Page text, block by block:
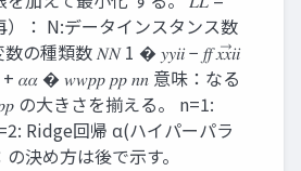
）： N:データインスタンス数
の種類数 𝑁𝑁 1 � 𝑦𝑦𝑖𝑖 − 𝑓𝑓 𝑥𝑥⃗𝑖𝑖
+ 𝛼𝛼 � 𝑤𝑤𝑝𝑝 𝑝𝑝 𝑛𝑛 意味：なる
の大きさを揃える。 n=1:
Ridge回帰 α(ハイパーパラ
決め方は後で示す。